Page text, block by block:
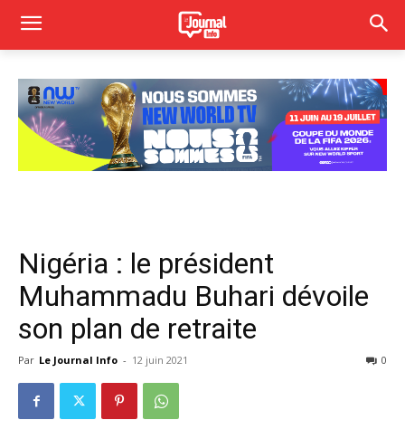
Nigéria : le président
Muhammadu Buhari dévoile
son plan de retraite
Par Le Journal Info - 12 juin 2021 0